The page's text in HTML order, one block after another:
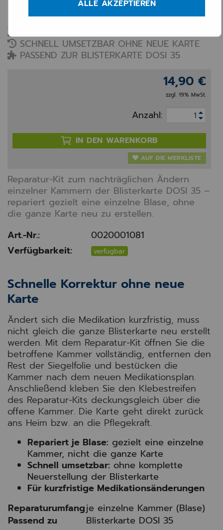
Das Reparatur-Kit für schnelle Korrekturen an
Ihrem DOSI-35-Blister
SCHNELL UMSETZBAR OHNE NEUE KARTE
PASSEND ZUR BLISTERKARTE DOSI 35
14,90 €
zzgl. 19% MwSt.
Anzahl:
IN DEN WARENKORB
AUF DIE MERKLISTE
Reparatur-Kit zum nachträglichen Ändern
einzelner Kammern der Blisterkarte DOSI 35 –
repariert gezielt eine einzelne Blase, ohne
die ganze Karte neu zu erstellen.
Art.-Nr.:
0020001081
Verfügbarkeit:
verfügbar
Schnelle Korrektur ohne neue
Karte
Ändert sich die Medikation kurzfristig, muss
nicht gleich die ganze Blisterkarte neu erstellt
werden. Mit dem Reparatur-Kit öffnen Sie die
betroffene Kammer vollständig, entfernen den
Rest der Siegelfolie und bestücken die
Kammer nach dem neuen Medikationsplan.
Anschließend kleben Sie den Klebestreifen
des Reparatur-Kits deckungsgleich über die
offene Kammer. Die Karte geht direkt zurück
ans Heim bzw. an die Pflegekraft.
Repariert je Blase: gezielt eine einzelne
Kammer, nicht die ganze Karte
Schnell umsetzbar: ohne komplette
Neuerstellung der Blisterkarte
Für kurzfristige Medikationsänderungen
Reparaturumfangje einzelne Kammer (Blase)
Passend zu
Blisterkarte DOSI 35
ALLE AKZEPTIEREN